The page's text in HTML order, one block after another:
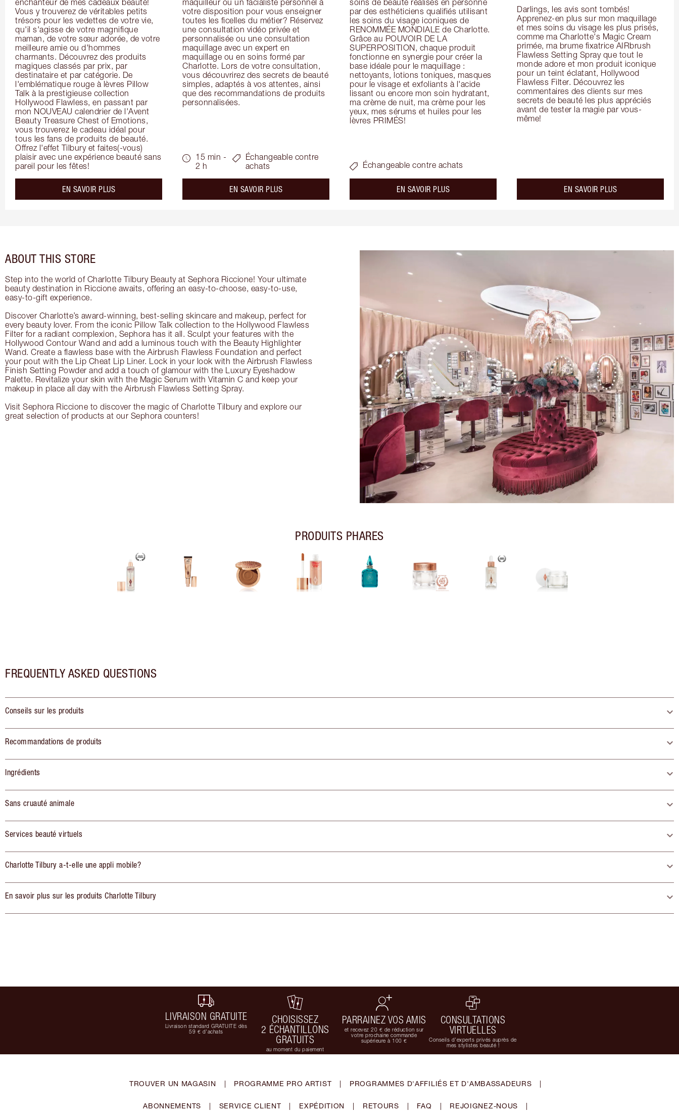
enchanteur de mes cadeaux beauté!
Vous y trouverez de véritables petits
trésors pour les vedettes de votre vie,
qu'il s'agisse de votre magnifique
maman, de votre sœur adorée, de votre
meilleure amie ou d'hommes
charmants. Découvrez des produits
magiques classés par prix, par
destinataire et par catégorie. De
l'emblématique rouge à lèvres Pillow
Talk à la prestigieuse collection
Hollywood Flawless, en passant par
mon NOUVEAU calendrier de l'Avent
Beauty Treasure Chest of Emotions,
vous trouverez le cadeau idéal pour
tous les fans de produits de beauté.
Offrez l'effet Tilbury et faites(-vous)
plaisir avec une expérience beauté sans
pareil pour les fêtes!
EN SAVOIR PLUSabout the
maquilleur ou un facialiste personnel à
votre disposition pour vous enseigner
toutes les ficelles du métier? Réservez
une consultation vidéo privée et
personnalisée ou une consultation
maquillage avec un expert en
maquillage ou en soins formé par
Charlotte. Lors de votre consultation,
vous découvrirez des secrets de beauté
simples, adaptés à vos attentes, ainsi
que des recommandations de produits
personnalisées.
15 min -
2 h
Échangeable contre
achats
EN SAVOIR PLUSabout the
soins de beauté réalisés en personne
par des esthéticiens qualifiés utilisant
les soins du visage iconiques de
RENOMMÉE MONDIALE de Charlotte.
Grâce au POUVOIR DE LA
SUPERPOSITION, chaque produit
fonctionne en synergie pour créer la
base idéale pour le maquillage :
nettoyants, lotions toniques, masques
pour le visage et exfoliants à l'acide
lissant ou encore mon soin hydratant,
ma crème de nuit, ma crème pour les
yeux, mes sérums et huiles pour les
lèvres PRIMÉS!
Échangeable contre achats
EN SAVOIR PLUSabout the
Darlings, les avis sont tombés!
Apprenez-en plus sur mon maquillage
et mes soins du visage les plus prisés,
comme ma Charlotte's Magic Cream
primée, ma brume fixatrice AIRbrush
Flawless Setting Spray que tout le
monde adore et mon produit iconique
pour un teint éclatant, Hollywood
Flawless Filter. Découvrez les
commentaires des clients sur mes
secrets de beauté les plus appréciés
avant de tester la magie par vous-
même!
EN SAVOIR PLUSabout the
ABOUT THIS STORE
Step into the world of Charlotte Tilbury Beauty at Sephora Riccione! Your ultimate
beauty destination in Riccione awaits, offering an easy-to-choose, easy-to-use,
easy-to-gift experience.
Discover Charlotte’s award-winning, best-selling skincare and makeup, perfect for
every beauty lover. From the iconic Pillow Talk collection to the Hollywood Flawless
Filter for a radiant complexion, Sephora has it all. Sculpt your features with the
Hollywood Contour Wand and add a luminous touch with the Beauty Highlighter
Wand. Create a flawless base with the Airbrush Flawless Foundation and perfect
your pout with the Lip Cheat Lip Liner. Lock in your look with the Airbrush Flawless
Finish Setting Powder and add a touch of glamour with the Luxury Eyeshadow
Palette. Revitalize your skin with the Magic Serum with Vitamin C and keep your
makeup in place all day with the Airbrush Flawless Setting Spray.
Visit Sephora Riccione to discover the magic of Charlotte Tilbury and explore our
great selection of products at our Sephora counters!
PRODUITS PHARES
FREQUENTLY ASKED QUESTIONS
Conseils sur les produits
Recommandations de produits
Ingrédients
Sans cruauté animale
Services beauté virtuels
Charlotte Tilbury a-t-elle une appli mobile?
En savoir plus sur les produits Charlotte Tilbury
LIVRAISON GRATUITE
Livraison standard GRATUITE dès
59 € d'achats
CHOISISSEZ
2 ÉCHANTILLONS
GRATUITS
au moment du paiement
PARRAINEZ VOS AMIS
et recevez 20 € de réduction sur
votre prochaine commande
supérieure à 100 €
CONSULTATIONS
VIRTUELLES
Conseils d'experts privés auprès de
mes stylistes beauté !
TROUVER UN MAGASIN | PROGRAMME PRO ARTIST | PROGRAMMES D'AFFILIÉS ET D'AMBASSADEURS |
ABONNEMENTS | SERVICE CLIENT | EXPÉDITION | RETOURS | FAQ | REJOIGNEZ-NOUS |